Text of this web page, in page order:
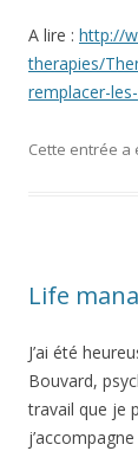
A lire : http://
therapies/
remplacer-
Cette entrée a
Life
J’ai été
Bouvard,
travail que je